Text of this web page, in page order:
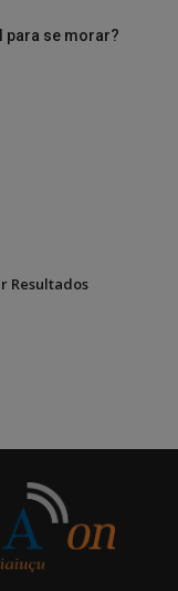
para se morar?
Resultados